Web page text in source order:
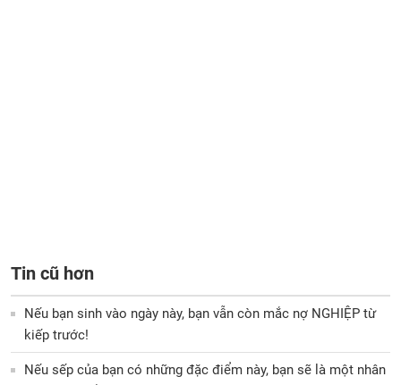
Tin cũ hơn
Nếu bạn sinh vào ngày này, bạn vẫn còn mắc nợ NGHIỆP từ
kiếp trước!
Nếu sếp của bạn có những đặc điểm này, bạn sẽ là một nhân